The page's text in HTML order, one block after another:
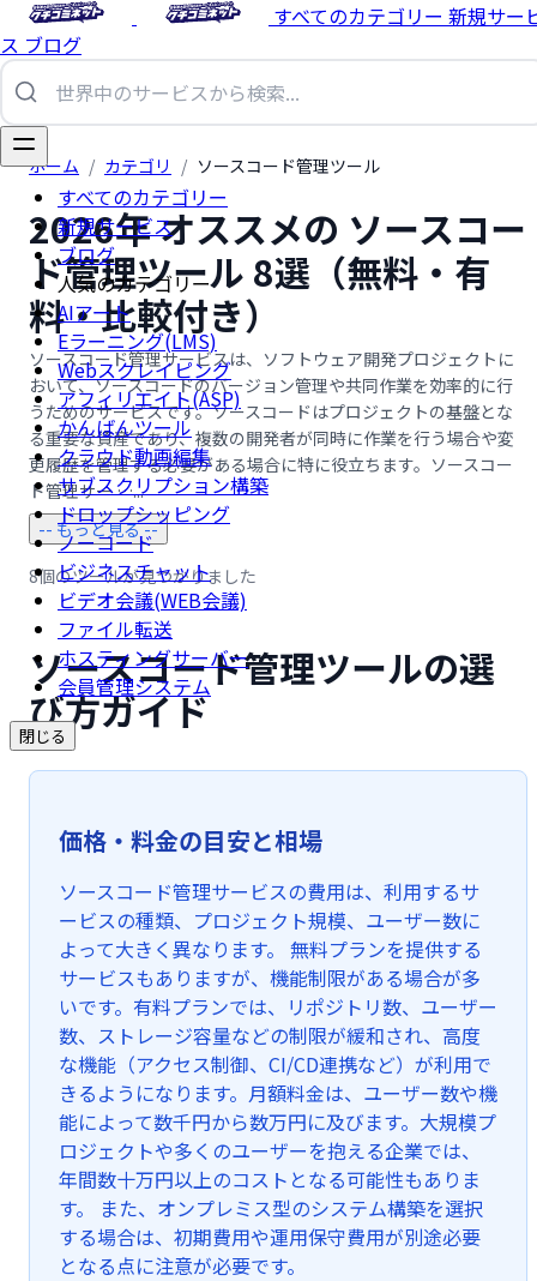
すべてのカテゴリー 新規サー
ス ブログ
すべてのカテゴリー
新規サービス
ブログ
人気のカテゴリー
AIアート
Eラーニング(LMS)
Webスクレイピング
アフィリエイト(ASP)
かんばんツール
クラウド動画編集
サブスクリプション構築
ドロップシッピング
ノーコード
ビジネスチャット
ビデオ会議(WEB会議)
ファイル転送
ホスティングサーバー
会員管理システム
閉じる
ホーム / カテゴリ / ソースコード管理ツール
2026年 オススメの ソースコー
ド管理ツール 8選（無料・有
料・比較付き）
ソースコード管理サービスは、ソフトウェア開発プロジェクトに
おいて、ソースコードのバージョン管理や共同作業を効率的に行
うためのサービスです。ソースコードはプロジェクトの基盤とな
る重要な資産であり、複数の開発者が同時に作業を行う場合や変
更履歴を管理する必要がある場合に特に役立ちます。ソースコー
ド管理サー …...
-- もっと見る --
8個のツールが見つかりました
ソースコード管理ツールの選
び方ガイド
価格・料金の目安と相場
ソースコード管理サービスの費用は、利用するサ
ービスの種類、プロジェクト規模、ユーザー数に
よって大きく異なります。 無料プランを提供する
サービスもありますが、機能制限がある場合が多
いです。有料プランでは、リポジトリ数、ユーザー
数、ストレージ容量などの制限が緩和され、高度
な機能（アクセス制御、CI/CD連携など）が利用で
きるようになります。月額料金は、ユーザー数や機
能によって数千円から数万円に及びます。大規模プ
ロジェクトや多くのユーザーを抱える企業では、
年間数十万円以上のコストとなる可能性もありま
す。 また、オンプレミス型のシステム構築を選択
する場合は、初期費用や運用保守費用が別途必要
となる点に注意が必要です。